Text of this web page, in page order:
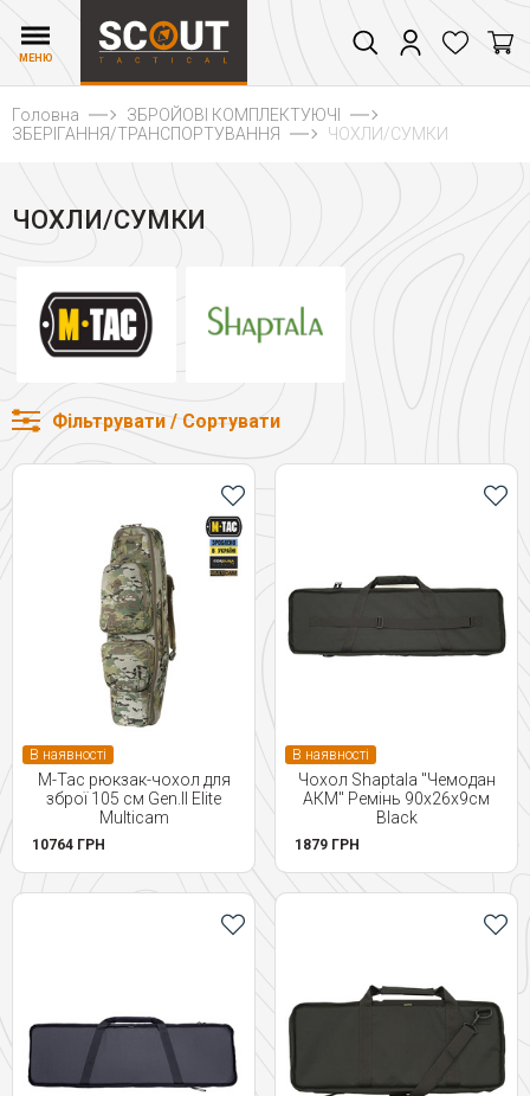
МЕНЮ
Головна
ЗБРОЙОВІ КОМПЛЕКТУЮЧІ
ЗБЕРІГАННЯ/ТРАНСПОРТУВАННЯ
ЧОХЛИ/СУМКИ
ЧОХЛИ/СУМКИ
Фільтрувати / Сортувати
В наявності
M-Tac рюкзак-чохол для
зброї 105 см Gen.II Elite
Multicam
10764 ГРН
В наявності
Чохол Shaptala "Чемодан
АКМ" Ремінь 90х26х9см
Black
1879 ГРН